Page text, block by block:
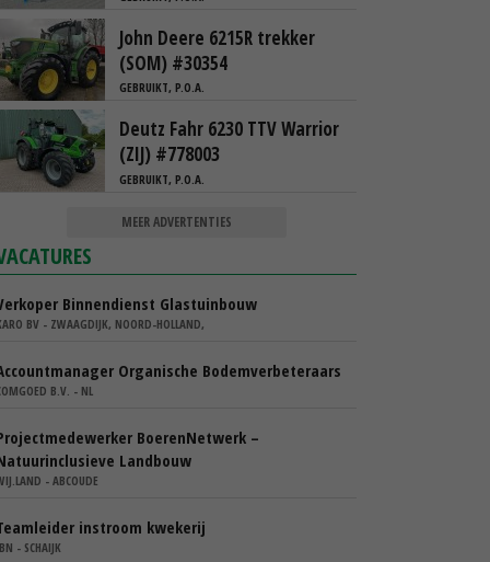
John Deere 6215R trekker
(SOM) #30354
GEBRUIKT, P.O.A.
Deutz Fahr 6230 TTV Warrior
(ZIJ) #778003
GEBRUIKT, P.O.A.
MEER ADVERTENTIES
Binnendienst Glastuinbouw
BV - ZWAAGDIJK, NOORD-HOLLAND,
Organische Bodemverbeteraars
B.V. - NL
BoerenNetwerk –
Landbouw
- ABCOUDE
instroom kwekerij
- SCHAIJK